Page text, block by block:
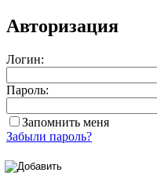
Авторизация
Логин:
Пароль:
Запомнить меня
Забыли пароль?